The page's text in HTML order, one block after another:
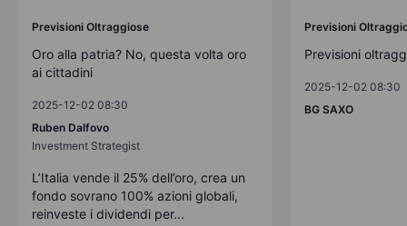
Previsioni Oltraggiose
Oro alla patria? No, questa volta oro
ai cittadini
2025-12-02 08:30
Ruben Dalfovo
Investment Strategist
L’Italia vende il 25% dell’oro, crea un
fondo sovrano 100% azioni globali,
reinveste i dividendi per...
Previsioni
Previsioni
2025-12-02 08:30
BG SAXO